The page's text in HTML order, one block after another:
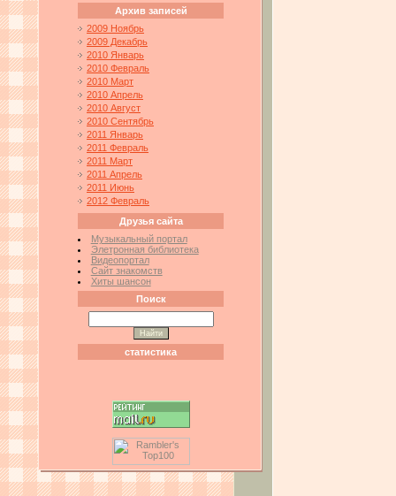
Архив записей
2009 Ноябрь
2009 Декабрь
2010 Январь
2010 Февраль
2010 Март
2010 Апрель
2010 Август
2010 Сентябрь
2011 Январь
2011 Февраль
2011 Март
2011 Апрель
2011 Июнь
2012 Февраль
Друзья сайта
Музыкальный портал
Элетронная библиотека
Видеопортал
Сайт знакомств
Хиты шансон
Поиск
статистика